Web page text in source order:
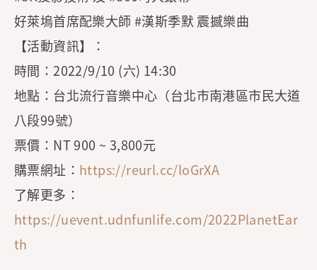
好萊塢首席配樂大師 #漢斯季默 震撼樂曲
【活動資訊】：
時間：2022/9/10 (六) 14:30
地點：台北流行音樂中心（台北市南港區市民大道
八段99號）
票價：NT 900 ~ 3,800元
購票網址： https://reurl.cc/loGrXA
了解更多：
https://uevent.udnfunlife.com/2022PlanetEar
th